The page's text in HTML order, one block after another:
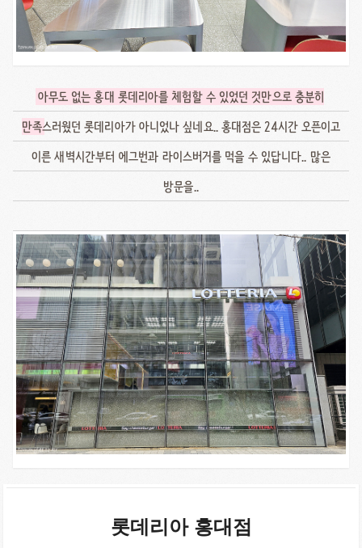
아무도 없는 홍대 롯데리아를 체험할 수 있었던 것만으로 충분히
만족스러웠던 롯데리아가 아니었나 싶네요.. 홍대점은 24시간 오픈이고
이른 새벽시간부터 에그번과 라이스버거를 먹을 수 있답니다.. 많은
방문을..